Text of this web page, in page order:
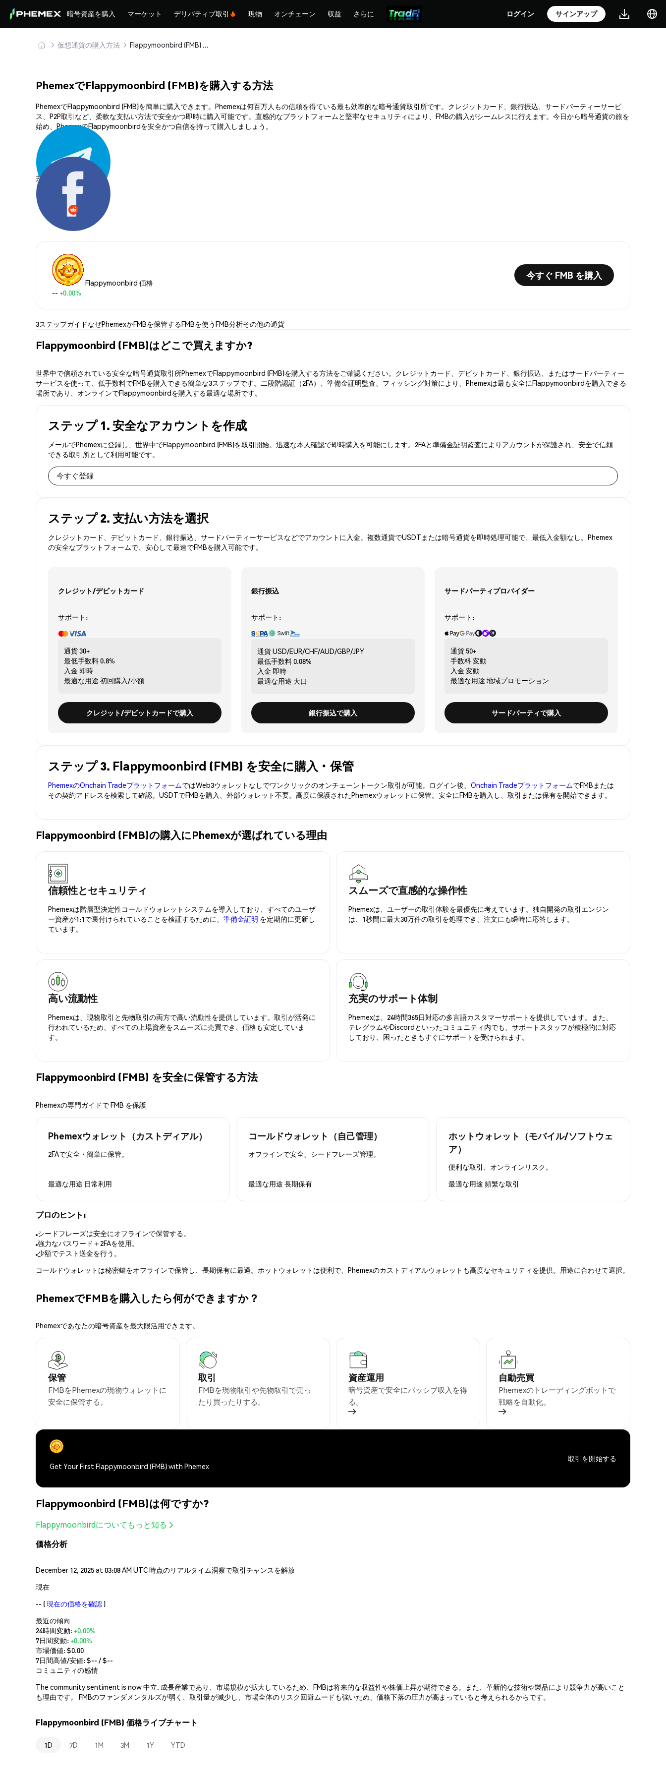
暗号資産を購入 マーケット デリバティブ取引 現物 オンチェーン 収益 さらに ログイン サインアップ
仮想通貨の購入方法 Flappymoonbird (FMB) を安全に購入・保管
PhemexでFlappymoonbird (FMB)を購入する方法
PhemexでFlappymoonbird (FMB)を簡単に購入できます。Phemexは何百万人もの信頼を得ている最も効率的な暗号通貨取引所です。クレジットカード、銀行振込、サードパーティーサービ
ス、P2P取引など、柔軟な支払い方法で安全かつ即時に購入可能です。直感的なプラットフォームと堅牢なセキュリティにより、FMBの購入がシームレスに行えます。今日から暗号通貨の旅を
始め、PhemexでFlappymoonbirdを安全かつ自信を持って購入しましょう。
共有する:
Flappymoonbird 価格
-- +0.00%
今すぐ FMB を購入
3ステップガイドなぜPhemexかFMBを保管するFMBを使うFMB分析その他の通貨
Flappymoonbird (FMB)はどこで買えますか?
世界中で信頼されている安全な暗号通貨取引所PhemexでFlappymoonbird (FMB)を購入する方法をご確認ください。クレジットカード、デビットカード、銀行振込、またはサードパーティー
サービスを使って、低手数料でFMBを購入できる簡単な3ステップです。二段階認証（2FA）、準備金証明監査、フィッシング対策により、Phemexは最も安全にFlappymoonbirdを購入できる
場所であり、オンラインでFlappymoonbirdを購入する最適な場所です。
ステップ 1. 安全なアカウントを作成
メールでPhemexに登録し、世界中でFlappymoonbird (FMB)を取引開始。迅速な本人確認で即時購入を可能にします。2FAと準備金証明監査によりアカウントが保護され、安全で信頼
できる取引所として利用可能です。
今すぐ登録
ステップ 2. 支払い方法を選択
クレジットカード、デビットカード、銀行振込、サードパーティーサービスなどでアカウントに入金。複数通貨でUSDTまたは暗号通貨を即時処理可能で、最低入金額なし。Phemex
の安全なプラットフォームで、安心して最速でFMBを購入可能です。
クレジット/デビットカード
サポート:
通貨30+
最低手数料0.8%
入金 即時
最適な用途 初回購入/小額
クレジット/デビットカードで購入
銀行振込
サポート:
通貨USD/EUR/CHF/AUD/GBP/JPY
最低手数料0.08%
入金 即時
最適な用途 大口
銀行振込で購入
サードパーティプロバイダー
サポート:
通貨 50+
手数料変動
入金 変動
最適な用途 地域プロモーション
サードパーティで購入
ステップ 3. Flappymoonbird (FMB) を安全に購入・保管
PhemexのOnchain TradeプラットフォームではWeb3ウォレットなしでワンクリックのオンチェーントークン取引が可能。ログイン後、 Onchain TradeプラットフォームでFMBまたは
その契約アドレスを検索して確認。USDTでFMBを購入、外部ウォレット不要。高度に保護されたPhemexウォレットに保管。安全にFMBを購入し、取引または保有を開始できます。
Flappymoonbird (FMB)の購入にPhemexが選ばれている理由
信頼性とセキュリティ
Phemexは階層型決定性コールドウォレットシステムを導入しており、すべてのユーザ
ー資産が1:1で裏付けられていることを検証するために、 準備金証明 を定期的に更新し
ています。
スムーズで直感的な操作性
Phemexは、ユーザーの取引体験を最優先に考えています。独自開発の取引エンジン
は、1秒間に最大30万件の取引を処理でき、注文にも瞬時に応答します。
高い流動性
Phemexは、現物取引と先物取引の両方で高い流動性を提供しています。取引が活発に
行われているため、すべての上場資産をスムーズに売買でき、価格も安定していま
す。
充実のサポート体制
Phemexは、24時間365日対応の多言語カスタマーサポートを提供しています。また、
テレグラムやDiscordといったコミュニティ内でも、サポートスタッフが積極的に対応
しており、困ったときもすぐにサポートを受けられます。
Flappymoonbird (FMB) を安全に保管する方法
Phemexの専門ガイドで FMB を保護
Phemexウォレット（カストディアル）
2FAで安全・簡単に保管。
最適な用途 日常利用
コールドウォレット（自己管理）
オフラインで安全、シードフレーズ管理。
最適な用途 長期保有
ホットウォレット（モバイル/ソフトウェ
ア）
便利な取引、オンラインリスク。
最適な用途 頻繁な取引
プロのヒント:
シードフレーズは安全にオフラインで保管する。
強力なパスワード＋2FAを使用。
少額でテスト送金を行う。
コールドウォレットは秘密鍵をオフラインで保管し、長期保有に最適。ホットウォレットは便利で、Phemexのカストディアルウォレットも高度なセキュリティを提供。用途に合わせて選択。
PhemexでFMBを購入したら何ができますか？
Phemexであなたの暗号資産を最大限活用できます。
保管
FMBをPhemexの現物ウォレットに
安全に保管する。
取引
FMBを現物取引や先物取引で売っ
たり買ったりする。
資産運用
暗号資産で安全にパッシブ収入を得
る。
自動売買
Phemexのトレーディングボットで
戦略を自動化。
Get Your First Flappymoonbird (FMB) with Phemex
取引を開始する
Flappymoonbird (FMB)は何ですか?
Flappymoonbirdについてもっと知る
価格分析
December 12, 2025 at 03:08 AM UTC 時点のリアルタイム洞察で取引チャンスを解放
現在
-- (現在の価格を確認 )
最近の傾向
24時間変動:+0.00%
7日間変動:+0.00%
市場価値:$0.00
7日間高値/安値: $-- / $--
コミュニティの感情
The community sentiment is now 中立. 成長産業であり、市場規模が拡大しているため、FMBは将来的な収益性や株価上昇が期待できる。また、革新的な技術や製品により競争力が高いこと
も理由です。 FMBのファンダメンタルズが弱く、取引量が減少し、市場全体のリスク回避ムードも強いため、価格下落の圧力が高まっていると考えられるからです。
Flappymoonbird (FMB) 価格ライブチャート
1D 7D 1M 3M 1Y YTD